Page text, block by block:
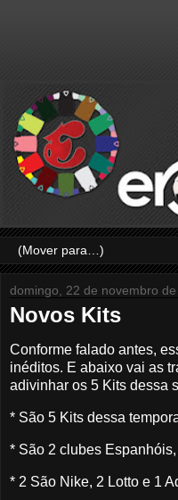
domingo, 22 de novembro
Novos Kits
Conforme falado antes,
inéditos. E abaixo vai as
adivinhar os 5 Kits dessa
* São 5 Kits dessa
* São 2 clubes
* 2 São Nike, 2 Lotto e 1